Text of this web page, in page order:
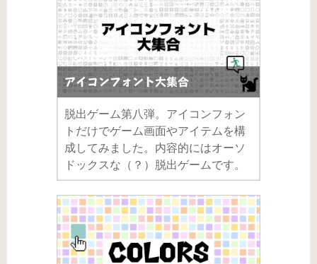
アイコンフォント大集合
脱出ゲーム第八弾。アイコンフォン
トだけでゲーム画面やアイテムを構
成してみました。内容的にはオーソ
ドックスな（？）脱出ゲームです。